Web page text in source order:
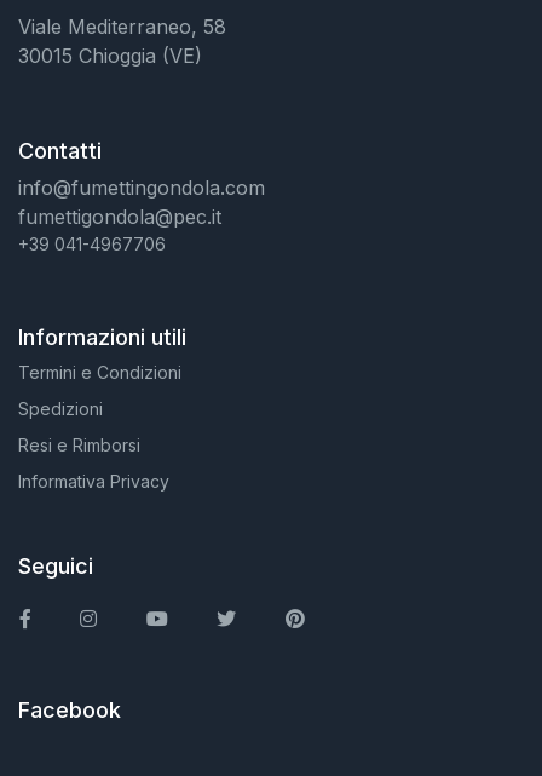
Viale Mediterraneo, 58
30015 Chioggia (VE)
Contatti
info@fumettingondola.com
fumettigondola@pec.it
+39 041-4967706
Informazioni utili
Termini e Condizioni
Spedizioni
Resi e Rimborsi
Informativa Privacy
Seguici
FacebookInstagramYou TubeTwitter Pinterest
Facebook